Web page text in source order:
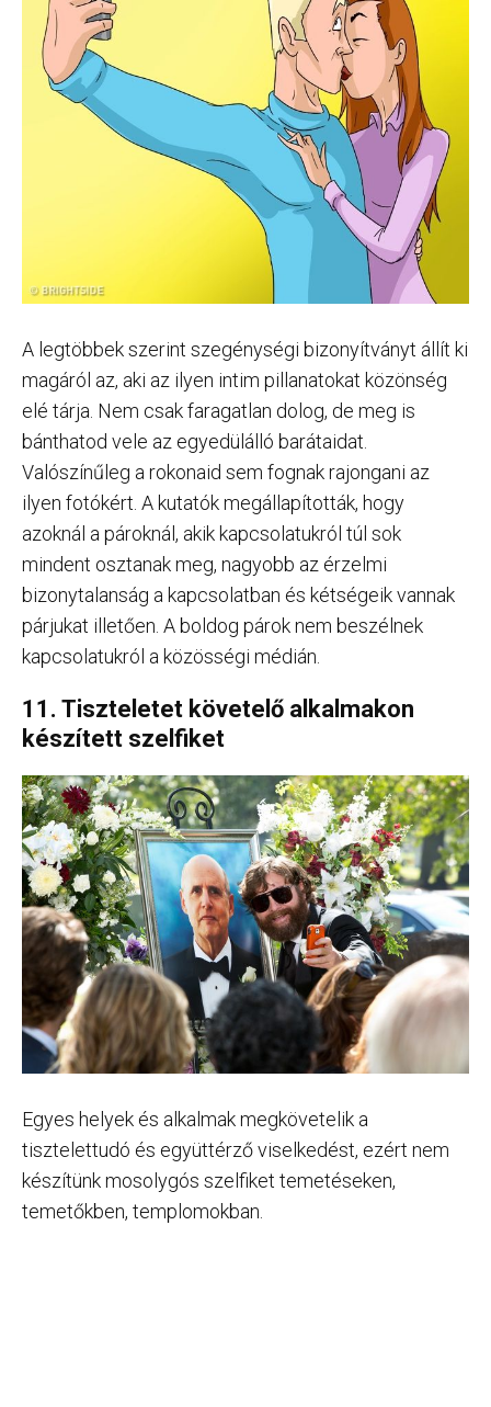
A legtöbbek szerint szegénységi bizonyítványt állít ki
magáról az, aki az ilyen intim pillanatokat közönség
elé tárja. Nem csak faragatlan dolog, de meg is
bánthatod vele az egyedülálló barátaidat.
Valószínűleg a rokonaid sem fognak rajongani az
ilyen fotókért. A kutatók megállapították, hogy
azoknál a pároknál, akik kapcsolatukról túl sok
mindent osztanak meg, nagyobb az érzelmi
bizonytalanság a kapcsolatban és kétségeik vannak
párjukat illetően. A boldog párok nem beszélnek
kapcsolatukról a közösségi médián.
11. Tiszteletet követelő alkalmakon
készített szelfiket
Egyes helyek és alkalmak megkövetelik a
tisztelettudó és együttérző viselkedést, ezért nem
készítünk mosolygós szelfiket temetéseken,
temetőkben, templomokban.